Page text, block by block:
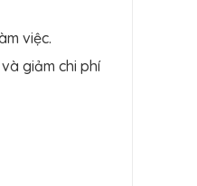
việc.
giảm chi phí